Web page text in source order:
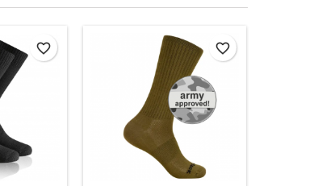
favorite_border favorite_border